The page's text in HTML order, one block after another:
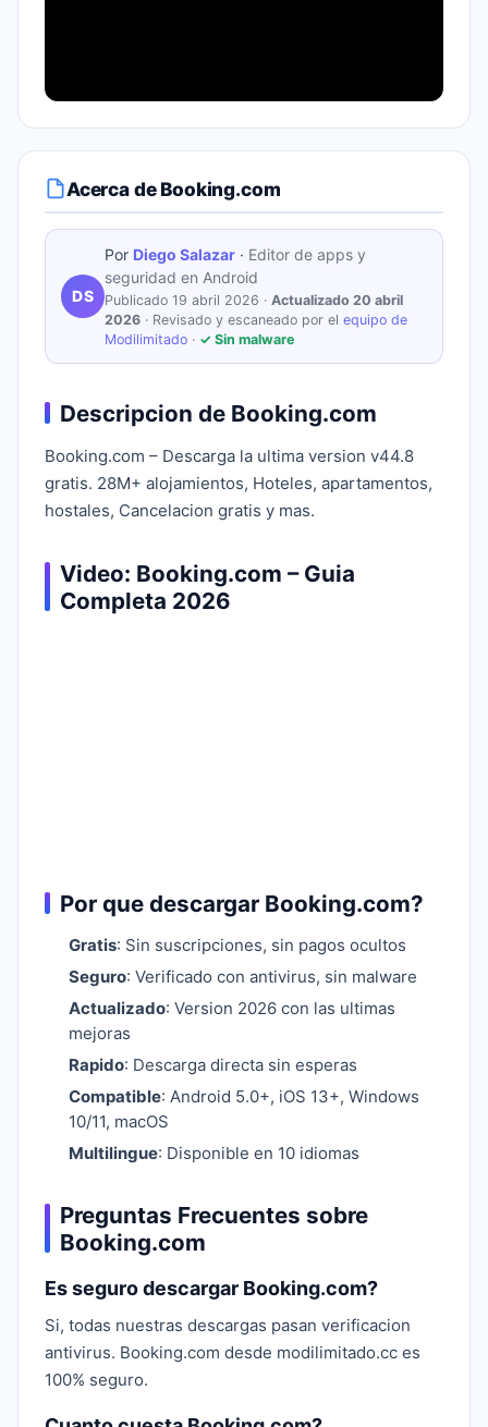
Acerca de Booking.com
DS
Por Diego Salazar · Editor de apps y
seguridad en Android
Publicado 19 abril 2026 · Actualizado 20 abril
2026 · Revisado y escaneado por el equipo de
Modilimitado · ✓ Sin malware
Descripcion de Booking.com
Booking.com – Descarga la ultima version v44.8
gratis. 28M+ alojamientos, Hoteles, apartamentos,
hostales, Cancelacion gratis y mas.
Video: Booking.com – Guia
Completa 2026
Por que descargar Booking.com?
Gratis: Sin suscripciones, sin pagos ocultos
Seguro: Verificado con antivirus, sin malware
Actualizado: Version 2026 con las ultimas
mejoras
Rapido: Descarga directa sin esperas
Compatible: Android 5.0+, iOS 13+, Windows
10/11, macOS
Multilingue: Disponible en 10 idiomas
Preguntas Frecuentes sobre
Booking.com
Es seguro descargar Booking.com?
Si, todas nuestras descargas pasan verificacion
antivirus. Booking.com desde modilimitado.cc es
100% seguro.